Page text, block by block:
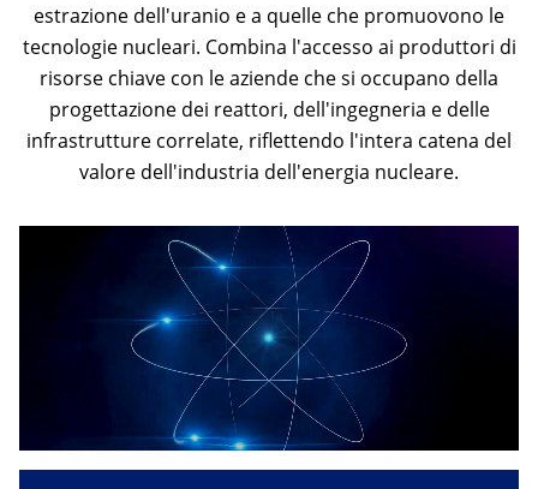
estrazione dell'uranio e a quelle che promuovono le
tecnologie nucleari. Combina l'accesso ai produttori di
risorse chiave con le aziende che si occupano della
progettazione dei reattori, dell'ingegneria e delle
infrastrutture correlate, riflettendo l'intera catena del
valore dell'industria dell'energia nucleare.